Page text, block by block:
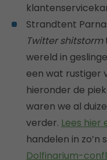
Strandtent
Twitter shitstorm
wereld in
een wat rustiger
hieronder de
waren we al
verder. Lees hier
handelen in zo’n
Dolfinarium-